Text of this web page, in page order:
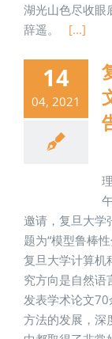
湖光山色尽收眼
辞遥。 [...]
14
04, 2021
邀请，复旦大学
题为“模型鲁棒
复旦大学计算机
究方向是自然语
发表学术论文
方法的发展，深